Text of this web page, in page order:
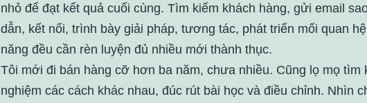
nhỏ để đạt kết quả cuối cùng. Tìm kiếm khách hàng, gửi email
dẫn, kết nối, trình bày giải pháp, tương tác, phát triển mối quan
năng đều cần rèn luyện đủ nhiều mới thành thục.
Tôi mới đi bán hàng cỡ hơn ba năm, chưa nhiều. Cũng lọ mọ tìm
nghiệm các cách khác nhau, đúc rút bài học và điều chỉnh. Nhìn